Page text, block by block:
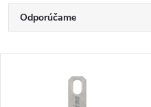
R
a
Odporúčame
Najpredávanejšie